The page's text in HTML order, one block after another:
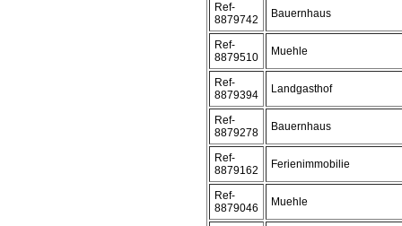
Ref-
8879742
Bauernhaus
Ref-
8879510
Muehle
Ref-
8879394
Landgasthof
Ref-
8879278
Bauernhaus
Ref-
8879162
Ferienimmobilie
Ref-
8879046
Muehle